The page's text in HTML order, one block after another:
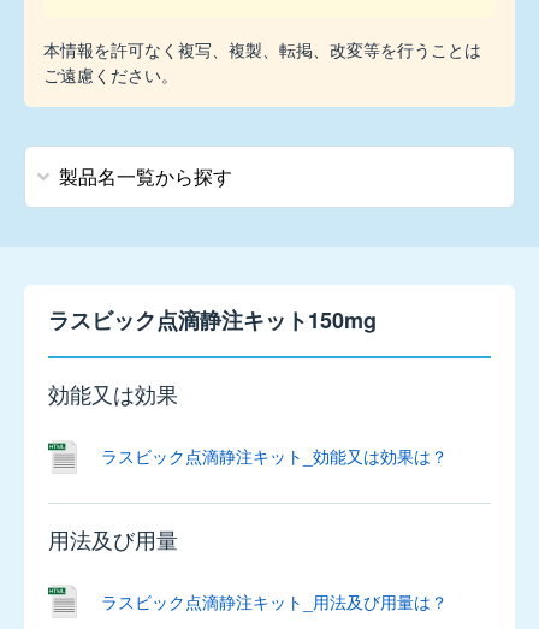
本情報を許可なく複写、複製、転掲、改変等を行うことは
ご遠慮ください。
製品名一覧から探す
チ
ク
ス
静
注
10mg
ウ
ラスビック点滴静注キット150mg
効能又は効果
ラスビック点滴静注キット_効能又は効果は？
用法及び用量
ラスビック点滴静注キット_用法及び用量は？